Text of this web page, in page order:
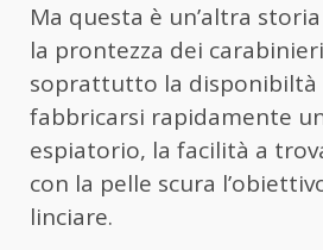
Ma questa è un’altra
la prontezza dei
soprattutto la disponibiltà
fabbricarsi rapidamente
espiatorio, la facilità a
con la pelle scura
linciare.